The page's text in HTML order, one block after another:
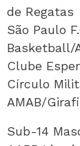
de Regatas
São Paulo
Basketball/
Clube
Círculo
AMAB/
Sub-14